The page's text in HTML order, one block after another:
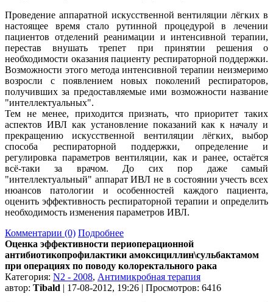
Проведение аппаратной искусственной вентиляции лёгких в
настоящее время стало рутинной процедурой в лечении
пациентов отделений реанимации и интенсивной терапии,
перестав внушать трепет при принятии решения о
необходимости оказания пациенту респираторной поддержки.
Возможности этого метода интенсивной терапии неизмеримо
возросли с появлением новых поколений респираторов,
получивших за предоставляемые ими возможности название
"интеллектуальных".
Тем не менее, приходится признать, что приоритет таких
аспектов ИВЛ как установление показаний как к началу и
прекращению искусственной вентиляции лёгких, выбор
способа респираторной поддержки, определение и
регулировка параметров вентиляции, как и ранее, остаётся
всё-таки за врачом. До сих пор даже самый
"интеллектуальный" аппарат ИВЛ не в состоянии учесть всех
нюансов патологии и особенностей каждого пациента,
оценить эффективность респираторной терапии и определить
необходимость изменения параметров ИВЛ.
Комментарии (0) Подробнее
Оценка эффективности периоперационной
антибиотикопрофилактики амоксициллин\сульбактамом
при операциях по поводу колоректального рака
Категория: N2 - 2008, Антимикробная терапия
автор: Tibald | 17-08-2012, 19:26 | Просмотров: 6416